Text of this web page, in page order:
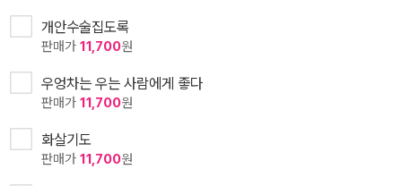
개안수술집도록
판매가 11,700원
우엉차는 우는 사람에게 좋다
판매가 11,700원
화살기도
판매가 11,700원